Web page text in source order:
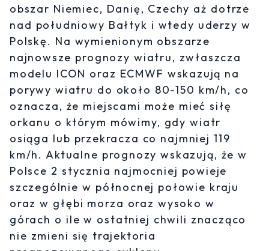
obszar Niemiec, Danię, Czechy aż dotrze
nad południowy Bałtyk i wtedy uderzy w
Polskę. Na wymienionym obszarze
najnowsze prognozy wiatru, zwłaszcza
modelu ICON oraz ECMWF wskazują na
porywy wiatru do około 80-150 km/h, co
oznacza, że miejscami może mieć siłę
orkanu o którym mówimy, gdy wiatr
osiąga lub przekracza co najmniej 119
km/h. Aktualne prognozy wskazują, że w
Polsce 2 stycznia najmocniej powieje
szczególnie w północnej połowie kraju
oraz w głębi morza oraz wysoko w
górach o ile w ostatniej chwili znacząco
nie zmieni się trajektoria